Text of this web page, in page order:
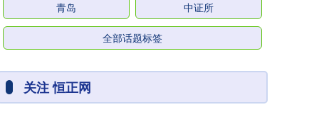
青岛 中证所
全部话题标签
关注 恒正网